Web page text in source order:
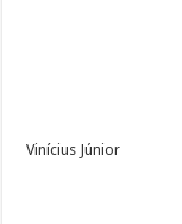
Vinícius Júnior